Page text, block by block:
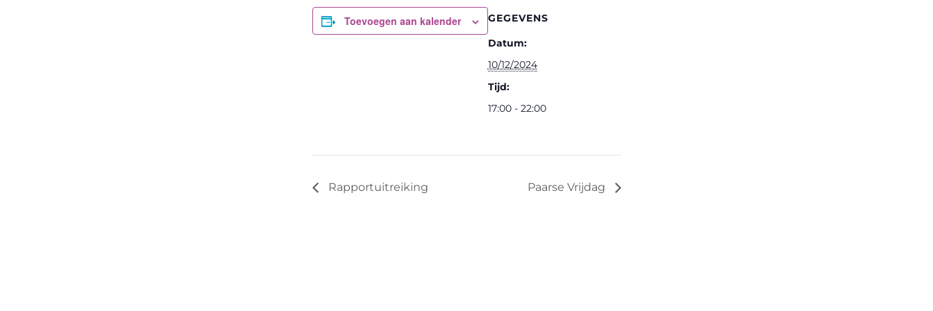
Toevoegen aan kalender
GEGEVENS
Datum:
10/12/2024
Tijd:
17:00 - 22:00
Rapportuitreiking Paarse Vrijdag